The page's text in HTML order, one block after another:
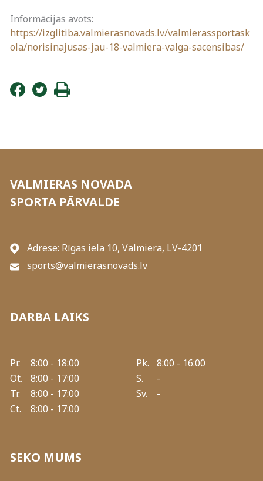
Informācijas avots:
https://izglitiba.valmierasnovads.lv/valmierassportask
ola/norisinajusas-jau-18-valmiera-valga-sacensibas/
VALMIERAS NOVADA
SPORTA PĀRVALDE
Adrese: Rīgas iela 10, Valmiera, LV-4201
sports@valmierasnovads.lv
DARBA LAIKS
Pr.
8:00 - 18:00
Ot.
8:00 - 17:00
Tr.
8:00 - 17:00
Ct.
8:00 - 17:00
Pk.
8:00 - 16:00
S.
-
Sv.
-
SEKO MUMS